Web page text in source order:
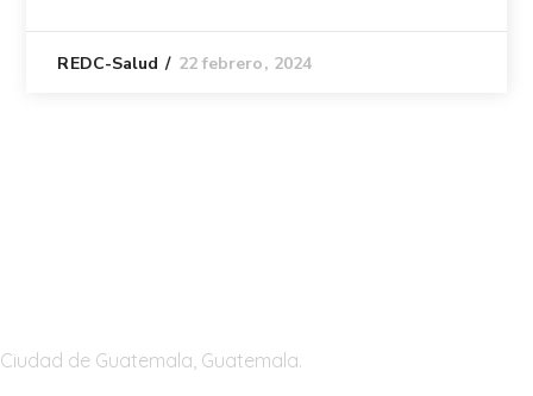
REDC-Salud 22 febrero, 2024
Ciudad de Guatemala, Guatemala.